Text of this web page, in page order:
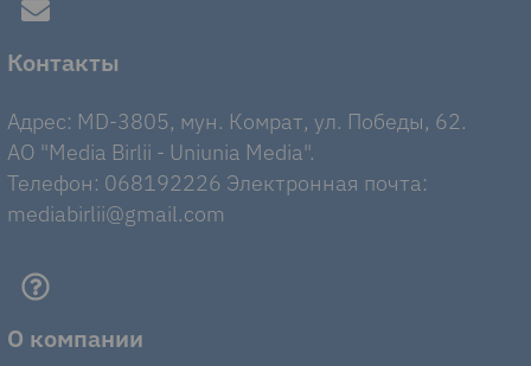
Контакты
Адрес: MD-3805, мун. Комрат, ул. Победы, 62.
AO "Media Birlii - Uniunia Media".
Телефон: 068192226 Электронная почта:
mediabirlii@gmail.com
О компании